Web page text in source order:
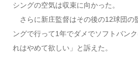
シングの空気は収束に向かった。
さらに新庄監督はその後の12球団の
ングで行って1年でダメでソフトバン
れはやめて欲しい」と訴えた。